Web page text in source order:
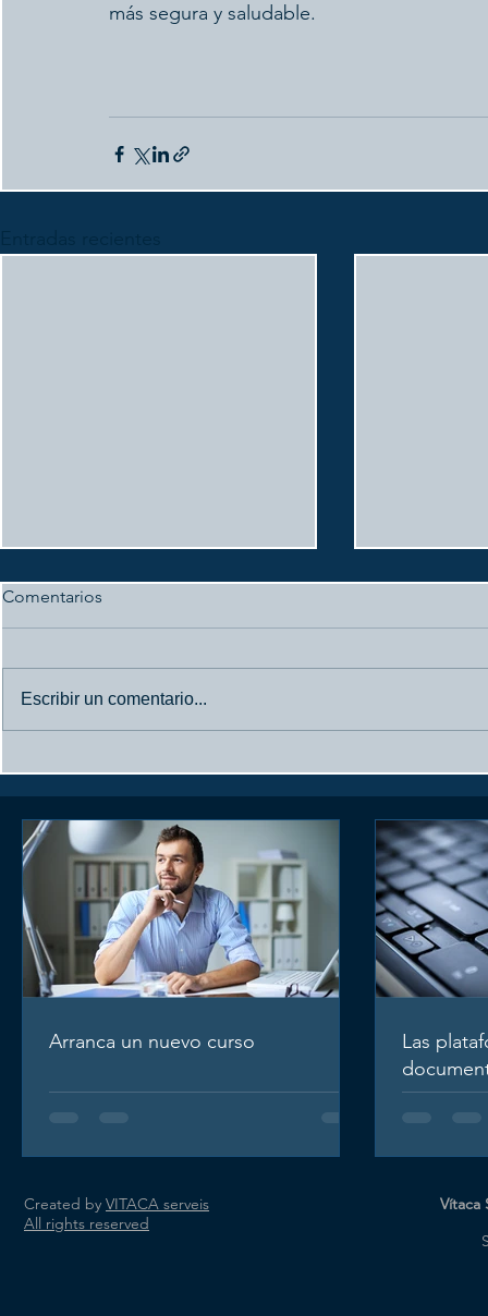
más segura y saludable.
Arranca un nuevo curso
Comentarios
Escribir un comentario...
Arranca un nuevo curso
Las
Created by VITACA serveis
All rights reserved
Vítaca